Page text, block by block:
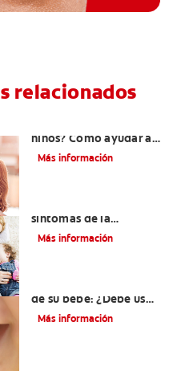
relacionados
niños? Cómo ayudar a
tus pequeños en el
Más información
síntomas de la
dentición
Más información
de su bebé: ¿Debe usar
crema dental?
Más información